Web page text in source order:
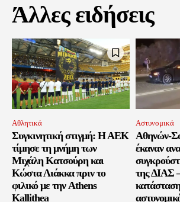
Άλλες ειδήσεις
Αθλητικά
Συγκινητική στιγμή: Η ΑΕΚ
τίμησε τη μνήμη των
Μιχάλη Κατσούρη και
Κώστα Λιάκκα πριν το
φιλικό με την Athens
Kallithea
Αστυνομικά
Αθηνών-
έκαναν
της ΔΙΑΣ